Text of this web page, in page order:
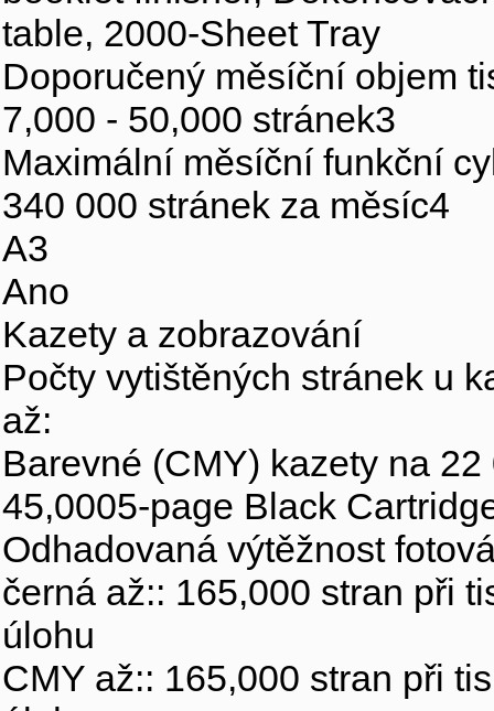
table, 2000-Sheet Tray
Doporučený měsíční objem
7,000 - 50,000 stránek3
Maximální měsíční funkční
340 000 stránek za měsíc4
A3
Ano
Kazety a zobrazování
Počty vytištěných stránek u
až:
Barevné (CMY) kazety na
45,0005-page Black
Odhadovaná výtěžnost
černá až:: 165,000 stran při
úlohu
CMY až:: 165,000 stran při